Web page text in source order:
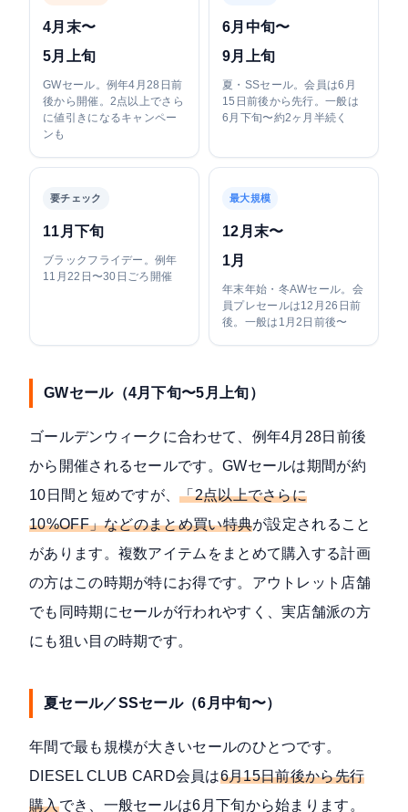
4月末〜
5月上旬
GWセール。例年4月28日前
後から開催。2点以上でさら
に値引きになるキャンペー
ンも
6月中旬〜
9月上旬
夏・SSセール。会員は6月
15日前後から先行。一般は
6月下旬〜約2ヶ月半続く
要チェック
11月下旬
ブラックフライデー。例年
11月22日〜30日ごろ開催
最大規模
12月末〜
1月
年末年始・冬AWセール。会
員プレセールは12月26日前
後。一般は1月2日前後〜
GWセール（4月下旬〜5月上旬）
ゴールデンウィークに合わせて、例年4月28日前後
から開催されるセールです。GWセールは期間が約
10日間と短めですが、「2点以上でさらに
10%OFF」などのまとめ買い特典が設定されること
があります。複数アイテムをまとめて購入する計画
の方はこの時期が特にお得です。アウトレット店舗
でも同時期にセールが行われやすく、実店舗派の方
にも狙い目の時期です。
夏セール／SSセール（6月中旬〜）
年間で最も規模が大きいセールのひとつです。
DIESEL CLUB CARD会員は6月15日前後から先行
購入でき、一般セールは6月下旬から始まります。